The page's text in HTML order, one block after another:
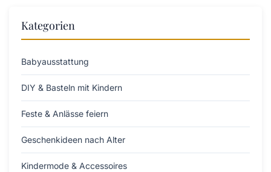
Kategorien
Babyausstattung
DIY & Basteln mit Kindern
Feste & Anlässe feiern
Geschenkideen nach Alter
Kindermode & Accessoires